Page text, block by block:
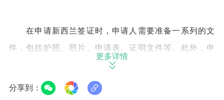
在申请新西兰签证时，申请人需要准备一系列的文
件，包括护照、照片、申请表、证明文件等。此外，申
请人还需要支付一定的签证申请费用。在提交申请后，
新西兰移民局会对申请进行审核，审核过程可能需要一
更多详情
分享到：